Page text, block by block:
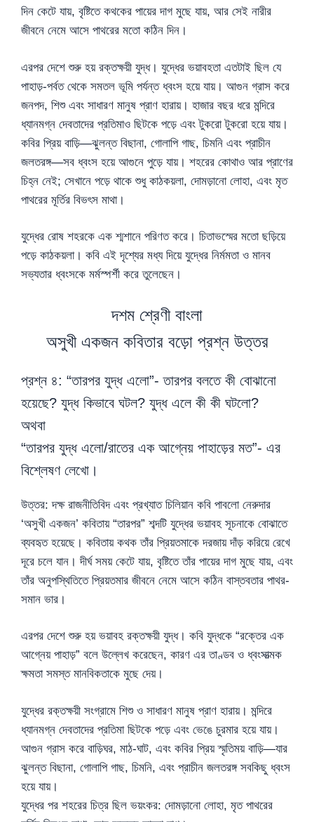
দিন কেটে যায়, বৃষ্টিতে কথকের পায়ের দাগ মুছে যায়, আর সেই নারীর
জীবনে নেমে আসে পাথরের মতো কঠিন দিন।
এরপর দেশে শুরু হয় রক্তক্ষয়ী যুদ্ধ। যুদ্ধের ভয়াবহতা এতটাই ছিল যে
পাহাড়-পর্বত থেকে সমতল ভূমি পর্যন্ত ধ্বংস হয়ে যায়। আগুন গ্রাস করে
জনপদ, শিশু এবং সাধারণ মানুষ প্রাণ হারায়। হাজার বছর ধরে মন্দিরে
ধ্যানমগ্ন দেবতাদের প্রতিমাও ছিটকে পড়ে এবং টুকরো টুকরো হয়ে যায়।
কবির প্রিয় বাড়ি—ঝুলন্ত বিছানা, গোলাপি গাছ, চিমনি এবং প্রাচীন
জলতরঙ্গ—সব ধ্বংস হয়ে আগুনে পুড়ে যায়। শহরের কোথাও আর প্রাণের
চিহ্ন নেই; সেখানে পড়ে থাকে শুধু কাঠকয়লা, দোমড়ানো লোহা, এবং মৃত
পাথরের মূর্তির বিভৎস মাথা।
যুদ্ধের রোষ শহরকে এক শ্মশানে পরিণত করে। চিতাভস্মের মতো ছড়িয়ে
পড়ে কাঠকয়লা। কবি এই দৃশ্যের মধ্য দিয়ে যুদ্ধের নির্মমতা ও মানব
সভ্যতার ধ্বংসকে মর্মস্পর্শী করে তুলেছেন।
দশম শ্রেণী বাংলা
অসুখী একজন কবিতার বড়ো প্রশ্ন উত্তর
প্রশ্ন ৪: “তারপর যুদ্ধ এলো”- তারপর বলতে কী বোঝানো
হয়েছে? যুদ্ধ কিভাবে ঘটল? যুদ্ধ এলে কী কী ঘটলো?
অথবা
“তারপর যুদ্ধ এলো/রাতের এক আগ্নেয় পাহাড়ের মত”- এর
বিশ্লেষণ লেখো।
উত্তর: দক্ষ রাজনীতিবিদ এবং প্রখ্যাত চিলিয়ান কবি পাবলো নেরুদার
‘অসুখী একজন’ কবিতায় “তারপর” শব্দটি যুদ্ধের ভয়াবহ সূচনাকে বোঝাতে
ব্যবহৃত হয়েছে। কবিতায় কথক তাঁর প্রিয়তমাকে দরজায় দাঁড় করিয়ে রেখে
দূরে চলে যান। দীর্ঘ সময় কেটে যায়, বৃষ্টিতে তাঁর পায়ের দাগ মুছে যায়, এবং
তাঁর অনুপস্থিতিতে প্রিয়তমার জীবনে নেমে আসে কঠিন বাস্তবতার পাথর-
সমান ভার।
এরপর দেশে শুরু হয় ভয়াবহ রক্তক্ষয়ী যুদ্ধ। কবি যুদ্ধকে “রক্তের এক
আগ্নেয় পাহাড়” বলে উল্লেখ করেছেন, কারণ এর তাণ্ডব ও ধ্বংসাত্মক
ক্ষমতা সমস্ত মানবিকতাকে মুছে দেয়।
যুদ্ধের রক্তক্ষয়ী সংগ্রামে শিশু ও সাধারণ মানুষ প্রাণ হারায়। মন্দিরে
ধ্যানমগ্ন দেবতাদের প্রতিমা ছিটকে পড়ে এবং ভেঙে চুরমার হয়ে যায়।
আগুন গ্রাস করে বাড়িঘর, মাঠ-ঘাট, এবং কবির প্রিয় স্মৃতিময় বাড়ি—যার
ঝুলন্ত বিছানা, গোলাপি গাছ, চিমনি, এবং প্রাচীন জলতরঙ্গ সবকিছু ধ্বংস
হয়ে যায়।
যুদ্ধের পর শহরের চিত্র ছিল ভয়ংকর: দোমড়ানো লোহা, মৃত পাথরের